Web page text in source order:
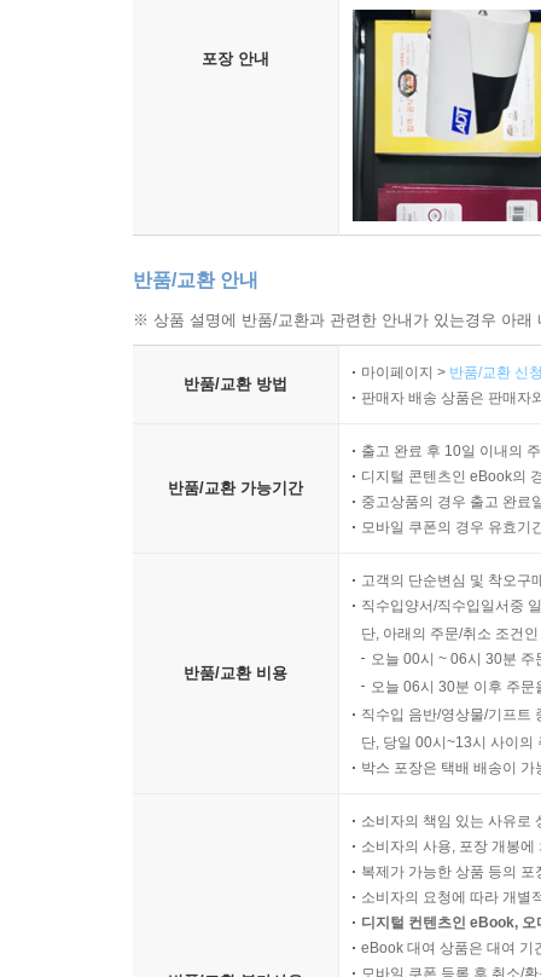
포장 안내
반품/교환 안내
※ 상품 설명에 반품/교환과 관련한 안내가 있는경우 아
반품/교환 방법
마이페이지 > 반품/교환 신
판매자 배송 상품은 판매자
반품/교환 가능기간
출고 완료 후 10일 이내의
디지털 콘텐츠인 eBook의
중고상품의 경우 출고 완료
모바일 쿠폰의 경우 유효기
반품/교환 비용
고객의 단순변심 및 착오구
직수입양서/직수입일서중
단, 아래의 주문/취소 조건
오늘 00시 ~ 06시 30분
오늘 06시 30분 이후 주
직수입 음반/영상물/기프트
단, 당일 00시~13시 사이의
박스 포장은 택배 배송이
소비자의 책임 있는 사유로
소비자의 사용, 포장 개봉
복제가 가능한 상품 등의
소비자의 요청에 따라 개별
디지털 컨텐츠인 eBook,
eBook 대여 상품은 대여 기